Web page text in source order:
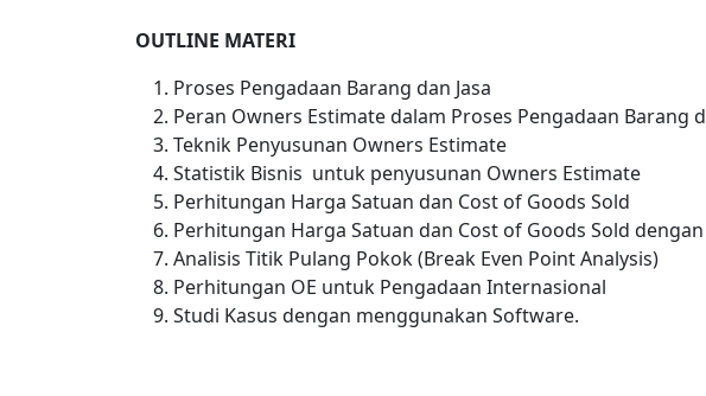
OUTLINE MATERI
Proses Pengadaan Barang dan Jasa
Peran Owners Estimate dalam Proses Pengadaan Barang
Teknik Penyusunan Owners Estimate
Statistik Bisnis untuk penyusunan Owners Estimate
Perhitungan Harga Satuan dan Cost of Goods Sold
Perhitungan Harga Satuan dan Cost of Goods Sold
Analisis Titik Pulang Pokok (Break Even Point Analysis)
Perhitungan OE untuk Pengadaan Internasional
Studi Kasus dengan menggunakan Software.